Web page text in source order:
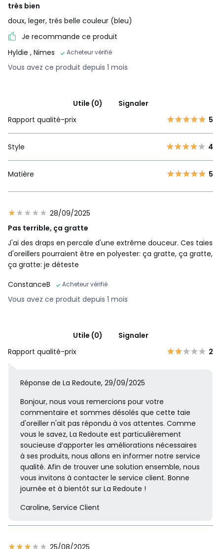
très bien
doux, leger, très belle couleur (bleu)
Je recommande ce produit
Hyldie , Nimes Acheteur vérifié
Vous avez ce produit depuis 1 mois
Utile (0)
Signaler
Rapport qualité-prix
5
Style 4
Matière 5
28/09/2025
Pas terrible, ça gratte
J'ai des draps en percale d'une extrême douceur. Ces taies
d'oreillers pourraient être en polyester: ça gratte, ça gratte,
ça gratte: je déteste
ConstanceB
Acheteur vérifié
Vous avez ce produit depuis 1 mois
Utile (0)
Signaler
Rapport qualité-prix
2
Réponse de La Redoute, 29/09/2025
Bonjour, nous vous remercions pour votre
commentaire et sommes désolés que cette taie
d'oreiller n'ait pas répondu à vos attentes. Comme
vous le savez, La Redoute est particulièrement
soucieuse d’apporter les améliorations nécessaires
à ses produits, nous allons en informer notre service
qualité. Afin de trouver une solution ensemble, nous
vous invitons à contacter le service client. Bonne
journée et à bientôt sur La Redoute !
Caroline, Service Client